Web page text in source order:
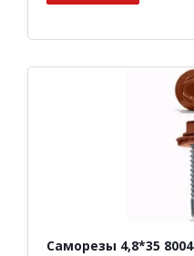
Саморезы 4,8*35 8004